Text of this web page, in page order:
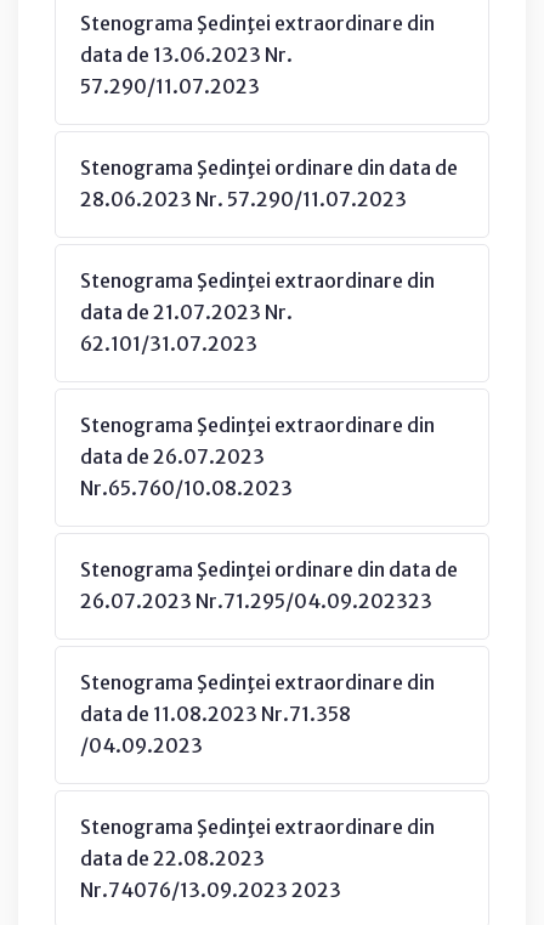
Stenograma Şedinţei extraordinare din
data de 13.06.2023 Nr.
57.290/11.07.2023
Stenograma Şedinţei ordinare din data de
28.06.2023 Nr. 57.290/11.07.2023
Stenograma Şedinţei extraordinare din
data de 21.07.2023 Nr.
62.101/31.07.2023
Stenograma Şedinţei extraordinare din
data de 26.07.2023
Nr.65.760/10.08.2023
Stenograma Şedinţei ordinare din data de
26.07.2023 Nr.71.295/04.09.202323
Stenograma Şedinţei extraordinare din
data de 11.08.2023 Nr.71.358
/04.09.2023
Stenograma Şedinţei extraordinare din
data de 22.08.2023
Nr.74076/13.09.2023 2023